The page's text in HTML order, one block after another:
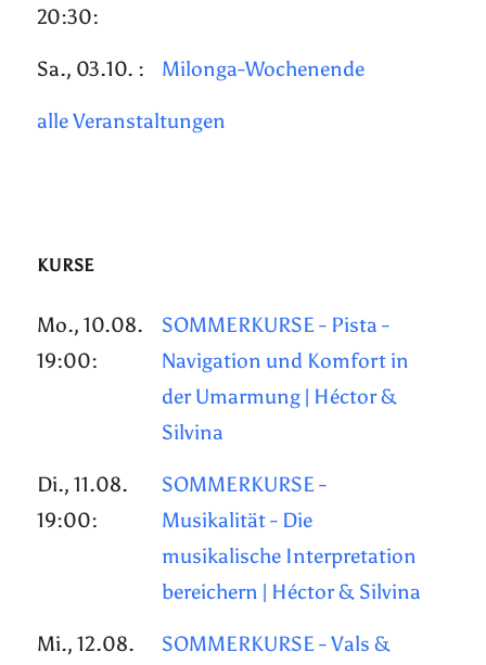
20:30:
Sa., 03.10. : Milonga-Wochenende
alle Veranstaltungen
KURSE
Mo., 10.08.
19:00:
SOMMERKURSE - Pista -
Navigation und Komfort in
der Umarmung | Héctor &
Silvina
Di., 11.08.
19:00:
SOMMERKURSE -
Musikalität - Die
musikalische Interpretation
bereichern | Héctor & Silvina
Mi., 12.08.
SOMMERKURSE - Vals &